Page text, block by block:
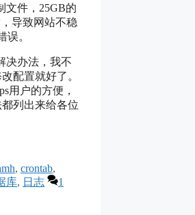
文件，25GB的
导致网站不稳
误。
决办法，我不
配置就好了。
用户的方便，
列出来给各位
, crontab,
库, 日志
1